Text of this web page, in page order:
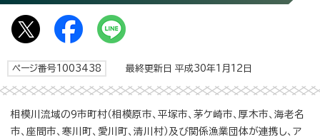
ページ番号1003438 最終更新日 平成30年1月12日
相模川流域の9市町村（相模原市、平塚市、茅ケ崎市、厚木市、海老名
市、座間市、寒川町、愛川町、清川村）及び関係漁業団体が連携し、ア